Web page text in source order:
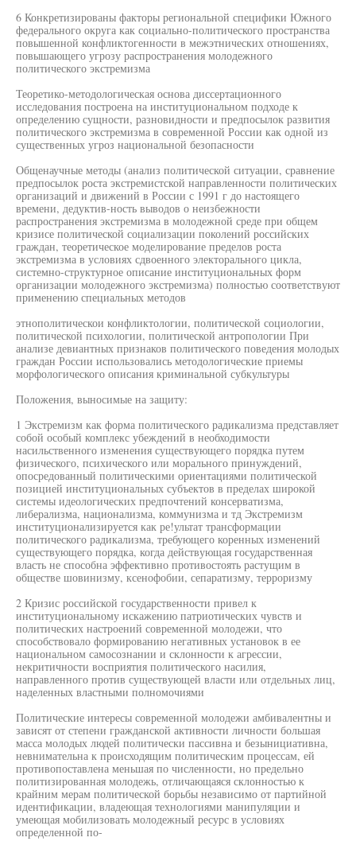
6 Конкретизированы факторы региональной специфики Южного
федерального округа как социально-политического пространства
повышенной конфликтогенности в межэтнических отношениях,
повышающего угрозу распространения молодежного
политического экстремизма
Теоретико-методологическая основа диссертационного
исследования построена на институциональном подходе к
определению сущности, разновидности и предпосылок развития
политического экстремизма в современной России как одной из
существенных угроз национальной безопасности
Общенаучные методы (анализ политической ситуации, сравнение
предпосылок роста экстремистской направленности политических
организаций и движений в России с 1991 г до настоящего
времени, дедуктив-ность выводов о неизбежности
распространения экстремизма в молодежной среде при общем
кризисе политической социализации поколений российских
граждан, теоретическое моделирование пределов роста
экстремизма в условиях сдвоенного электорального цикла,
системно-структурное описание институциональных форм
организации молодежного экстремизма) полностью соответствуют
применению специальных методов
этнополитическои конфликтологии, политической социологии,
политической психологии, политической антропологии При
анализе девиантных признаков политического поведения молодых
граждан России использовались методологические приемы
морфологического описания криминальной субкультуры
Положения, выносимые на защиту:
1 Экстремизм как форма политического радикализма представляет
собой особый комплекс убеждений в необходимости
насильственного изменения существующего порядка путем
физического, психического или морального принуждений,
опосредованный политическими ориентациями политической
позицией институциональных субъектов в пределах широкой
системы идеологических предпочтений консерватизма,
либерализма, национализма, коммунизма и тд Экстремизм
институционализируется как ре!ультат трансформации
политического радикализма, требующего коренных изменений
существующего порядка, когда действующая государственная
власть не способна эффективно противостоять растущим в
обществе шовинизму, ксенофобии, сепаратизму, терроризму
2 Кризис российской государственности привел к
институциональному искажению патриотических чувств и
политических настроений современной молодежи, что
способствовало формированию негативных установок в ее
национальном самосознании и склонности к агрессии,
некритичности восприятия политического насилия,
направленного против существующей власти или отдельных лиц,
наделенных властными полномочиями
Политические интересы современной молодежи амбивалентны и
зависят от степени гражданской активности личности большая
масса молодых людей политически пассивна и безынициативна,
невнимательна к происходящим политическим процессам, ей
противопоставлена меньшая по численности, но предельно
политизированная молодежь, отличающаяся склонностью к
крайним мерам политической борьбы независимо от партийной
идентификации, владеющая технологиями манипуляции и
умеющая мобилизовать молодежный ресурс в условиях
определенной по-